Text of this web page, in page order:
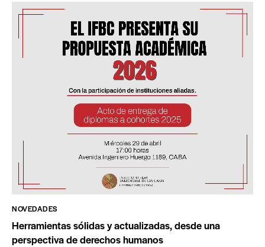
NOVEDADES
Herramientas sólidas y actualizadas, desde una
perspectiva de derechos humanos